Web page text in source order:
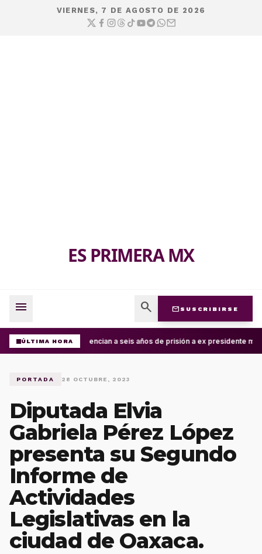
VIERNES, 7 DE AGOSTO DE 2026
ES PRIMERA MX
menu search mail SUSCRIBIRSE
ÚLTIMA HORASentencian a seis años de prisión a ex presidente
PORTADA 28 OCTUBRE, 2023
Diputada Elvia
Gabriela Pérez López
presenta su Segundo
Informe de
Actividades
Legislativas en la
ciudad de Oaxaca.